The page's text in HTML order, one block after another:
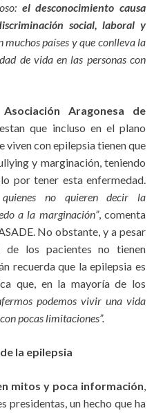
el desconocimiento causa
social, laboral y
muchos países y que conlleva la
de vida en las personas con
Asociación Aragonesa de
que incluso en el plano
viven con epilepsia tienen que
y marginación, teniendo
por tener esta enfermedad.
no quieren decir la
a la marginación”, comenta
No obstante, y a pesar
los pacientes no tienen
recuerda que la epilepsia es
que, en la mayoría de los
podemos vivir una vida
pocas limitaciones”.
la epilepsia
mitos y poca información,
presidentas, un hecho que ha